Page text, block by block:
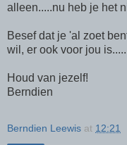
alleen.....nu heb je het
Besef dat je 'al zoet
wil, er ook voor jou
Houd van jezelf!
Berndien
Berndien Leewis at 12:21